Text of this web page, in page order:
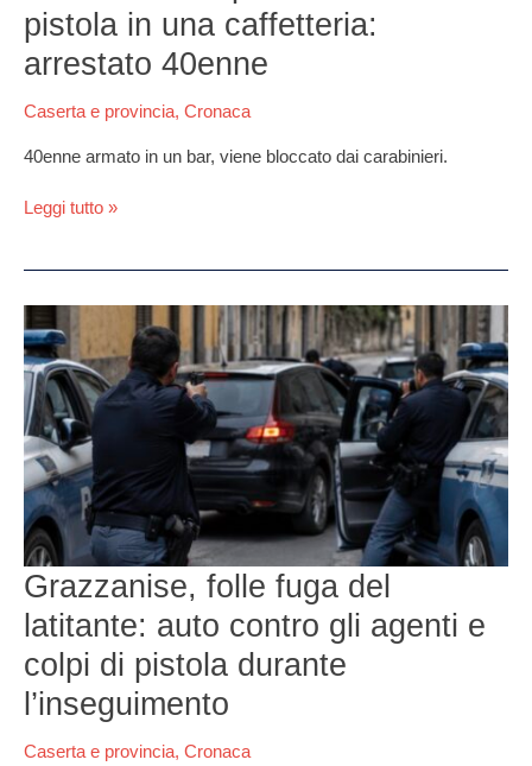
pistola in una caffetteria:
arrestato 40enne
Caserta e provincia, Cronaca
40enne armato in un bar, viene bloccato dai carabinieri.
Leggi tutto »
Grazzanise, folle fuga del
latitante: auto contro gli agenti e
colpi di pistola durante
l’inseguimento
Caserta e provincia, Cronaca
folle
fuga
del
latitante:
auto
contro
gli
agenti
e
colpi
di
pistola
durante
l’inseguimento